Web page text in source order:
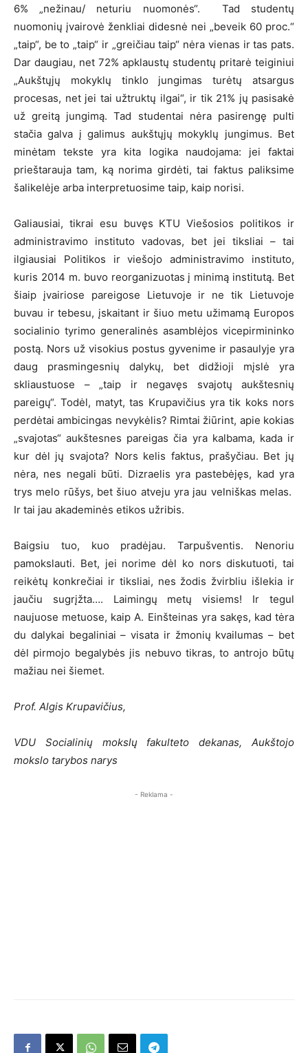
6% „nežinau/ neturiu nuomonės“. Tad studentų
nuomonių įvairovė ženkliai didesnė nei „beveik 60 proc.“
„taip“, be to „taip“ ir „greičiau taip“ nėra vienas ir tas pats.
Dar daugiau, net 72% apklaustų studentų pritarė teiginiui
„Aukštųjų mokyklų tinklo jungimas turėtų atsargus
procesas, net jei tai užtruktų ilgai“, ir tik 21% jų pasisakė
už greitą jungimą. Tad studentai nėra pasirengę pulti
stačia galva į galimus aukštųjų mokyklų jungimus. Bet
minėtam tekste yra kita logika naudojama: jei faktai
prieštarauja tam, ką norima girdėti, tai faktus paliksime
šalikelėje arba interpretuosime taip, kaip norisi.
Galiausiai, tikrai esu buvęs KTU Viešosios politikos ir
administravimo instituto vadovas, bet jei tiksliai – tai
ilgiausiai Politikos ir viešojo administravimo instituto,
kuris 2014 m. buvo reorganizuotas į minimą institutą. Bet
šiaip įvairiose pareigose Lietuvoje ir ne tik Lietuvoje
buvau ir tebesu, įskaitant ir šiuo metu užimamą Europos
socialinio tyrimo generalinės asamblėjos vicepirmininko
postą. Nors už visokius postus gyvenime ir pasaulyje yra
daug prasmingesnių dalykų, bet didžioji mįslė yra
skliaustuose – „taip ir negavęs svajotų aukštesnių
pareigų“. Todėl, matyt, tas Krupavičius yra tik koks nors
perdėtai ambicingas nevykėlis? Rimtai žiūrint, apie kokias
„svajotas“ aukštesnes pareigas čia yra kalbama, kada ir
kur dėl jų svajota? Nors kelis faktus, prašyčiau. Bet jų
nėra, nes negali būti. Dizraelis yra pastebėjęs, kad yra
trys melo rūšys, bet šiuo atveju yra jau velniškas melas.
Ir tai jau akademinės etikos užribis.
Baigsiu tuo, kuo pradėjau. Tarpušventis. Nenoriu
pamokslauti. Bet, jei norime dėl ko nors diskutuoti, tai
reikėtų konkrečiai ir tiksliai, nes žodis žvirbliu išlekia ir
jaučiu sugrįžta…. Laimingų metų visiems! Ir tegul
naujuose metuose, kaip A. Einšteinas yra sakęs, kad tėra
du dalykai begaliniai – visata ir žmonių kvailumas – bet
dėl pirmojo begalybės jis nebuvo tikras, to antrojo būtų
mažiau nei šiemet.
Prof. Algis Krupavičius,
VDU Socialinių mokslų fakulteto dekanas, Aukštojo
mokslo tarybos narys
- Reklama -